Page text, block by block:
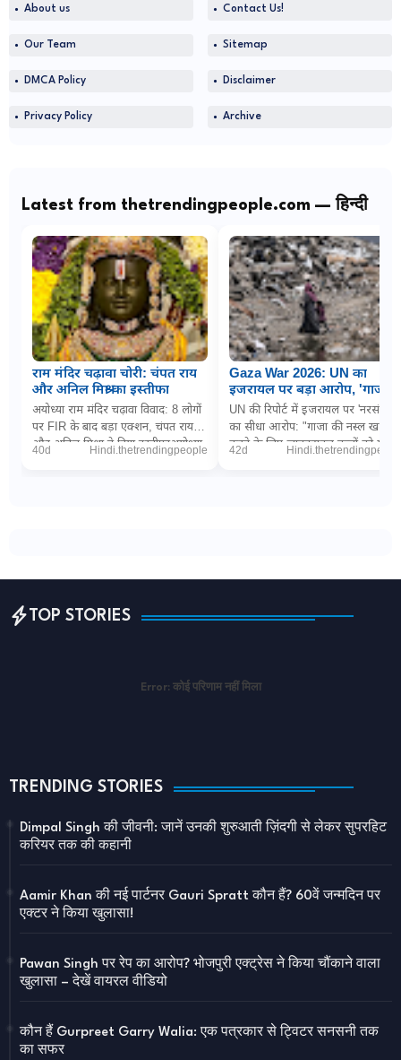
About us Contact Us!
Our Team Sitemap
DMCA Policy Disclaimer
Privacy Policy Archive
Latest from thetrendingpeople.com — हिन्दी
राम मंदिर चढ़ावा चोरी: चंपत राय
और अनिल मिश्रा का इस्तीफा
अयोध्या राम मंदिर चढ़ावा विवाद: 8 लोगों
पर FIR के बाद बड़ा एक्शन, चंपत राय
और अनिल मिश्रा ने दिया इस्तीफाअयोध्या
40d Hindi.thetrendingpeople
Gaza War 2026: UN का
इजरायल पर बड़ा आरोप, 'गाजा में
नरसंहार के लिए बच्चों को
जानबूझकर बना रहे निशाना'
UN की रिपोर्ट में इजरायल पर 'नरसंहार'
का सीधा आरोप: "गाजा की नस्ल खत्म
करने के लिए जानबूझकर बच्चों को मार
42d
TOP STORIES
Error: कोई परिणाम नहीं मिला
TRENDING STORIES
Dimpal Singh की जीवनी: जानें उनकी शुरुआती ज़िंदगी से लेकर सुपरहिट
करियर तक की कहानी
Aamir Khan की नई पार्टनर Gauri Spratt कौन हैं? 60वें जन्मदिन पर
एक्टर ने किया खुलासा!
Pawan Singh पर रेप का आरोप? भोजपुरी एक्ट्रेस ने किया चौंकाने वाला
खुलासा – देखें वायरल वीडियो
कौन हैं Gurpreet Garry Walia: एक पत्रकार से ट्विटर सनसनी तक
का सफर